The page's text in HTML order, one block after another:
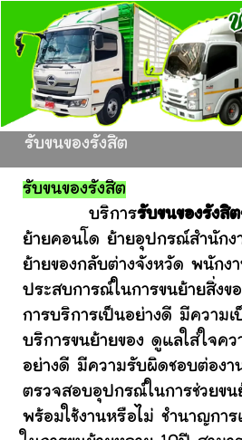
รับขนของรังสิต
รับขนของรังสิต
บริการรับขนของรังสิต
ย้ายคอนโด ย้ายอุปกรณ์สำนัก
ย้ายของกลับต่างจังหวัด พนักง
ประสบการณ์ในการขนย้ายสิ่งข
การบริการเป็นอย่างดี มีความเ
บริการขนย้ายของ ดูแลใส่ใจค
อย่างดี มีความรับผิดชอบต่อง
ตรวจสอบอุปกรณ์ในการช่วยข
พร้อมใช้งานหรือไม่ ชำนาญกา